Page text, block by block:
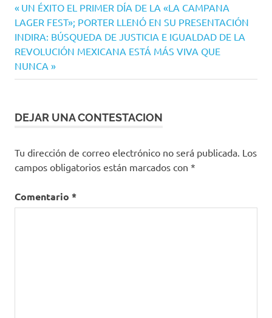
Navegación
de
entradas
Entrada
anterior:
UN ÉXITO EL PRIMER DÍA DE LA «LA CAMPANA
LAGER FEST»; PORTER LLENÓ EN SU PRESENTACIÓN
Siguiente
entrada:
INDIRA: BÚSQUEDA DE JUSTICIA E IGUALDAD DE LA
REVOLUCIÓN MEXICANA ESTÁ MÁS VIVA QUE
NUNCA
DEJAR UNA CONTESTACION
Tu dirección de correo electrónico no será publicada. Los
campos obligatorios están marcados con *
Comentario *